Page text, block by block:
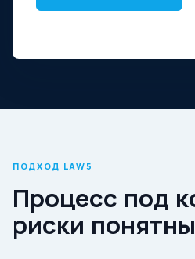
ПОДХОД LAW5
Процесс под
риски